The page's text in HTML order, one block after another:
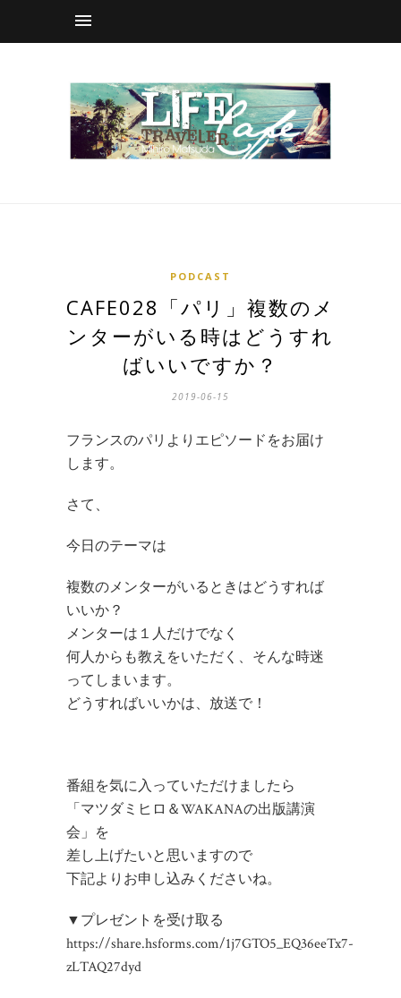
PODCAST
CAFE028「パリ」複数のメ
ンターがいる時はどうすれ
ばいいですか？
2019-06-15
フランスのパリよりエピソードをお届け
します。
さて、
今日のテーマは
複数のメンターがいるときはどうすれば
いいか？
メンターは１人だけでなく
何人からも教えをいただく、そんな時迷
ってしまいます。
どうすればいいかは、放送で！
番組を気に入っていただけましたら
「マツダミヒロ＆WAKANAの出版講演
会」を
差し上げたいと思いますので
下記よりお申し込みくださいね。
▼プレゼントを受け取る
https://share.hsforms.com/1j7GTO5_EQ36eeTx7-
zLTAQ27dyd